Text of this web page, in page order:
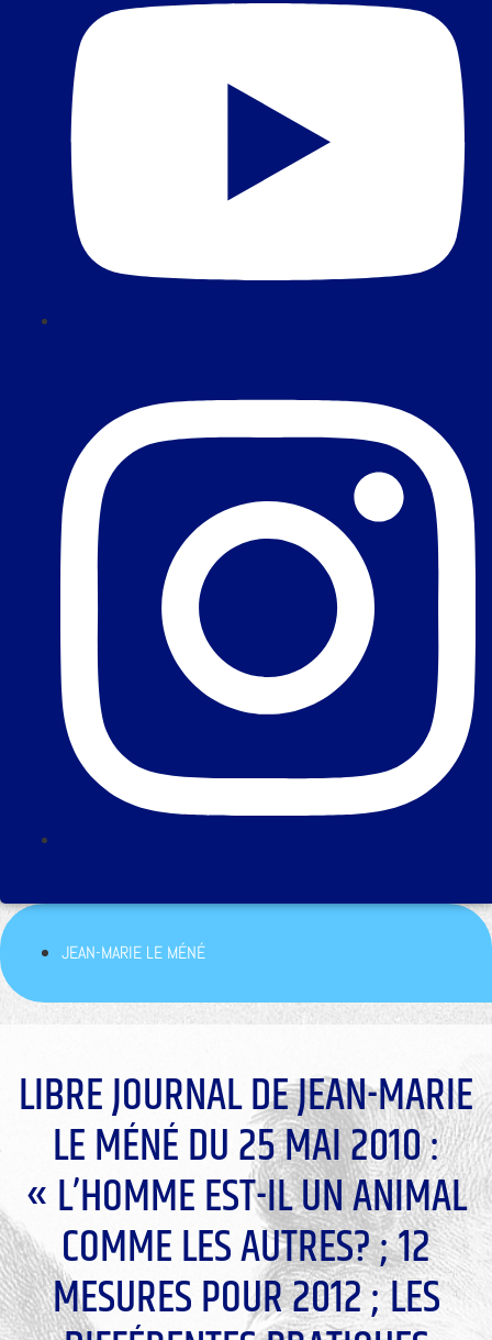
JEAN-MARIE LE MÉNÉ
LIBRE JOURNAL DE JEAN-MARIE
LE MÉNÉ DU 25 MAI 2010 :
« L’HOMME EST-IL UN ANIMAL
COMME LES AUTRES? ; 12
MESURES POUR 2012 ; LES